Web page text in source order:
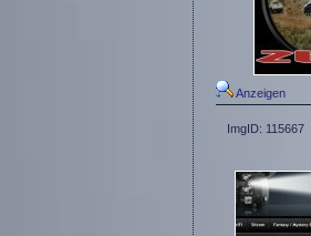
Anzeigen
ImgID: 115667